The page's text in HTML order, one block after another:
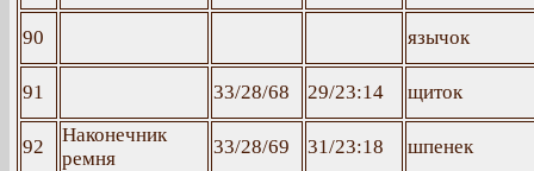
90 язычок
91 33/28/68 29/23:14 щиток
92
Наконечник
ремня
33/28/69 31/23:18 шпенек